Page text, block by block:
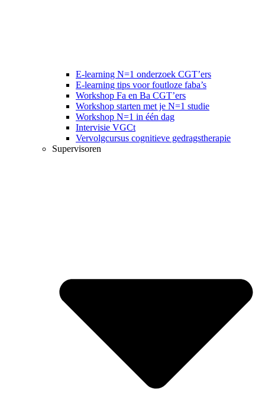
E-learning N=1 onderzoek CGT’ers
E-learning tips voor foutloze faba’s
Workshop Fa en Ba CGT’ers
Workshop starten met je N=1 studie
Workshop N=1 in één dag
Intervisie VGCt
Vervolgcursus cognitieve gedragstherapie
Supervisoren